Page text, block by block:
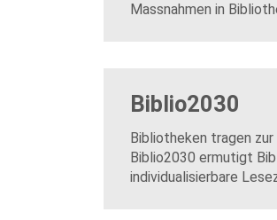
Massnahmen in
Biblio2030
Bibliotheken tragen zur
Biblio2030 ermutigt
individualisierbare